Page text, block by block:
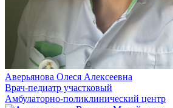
Аверьянова Олеся Алексеевна
Врач-педиатр участковый
Амбулаторно-поликлинический центр